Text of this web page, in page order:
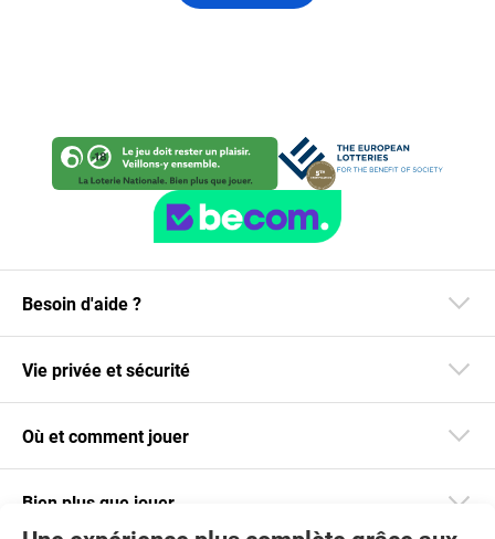
Besoin d'aide ?
Vie privée et sécurité
Où et comment jouer
Bien plus que jouer